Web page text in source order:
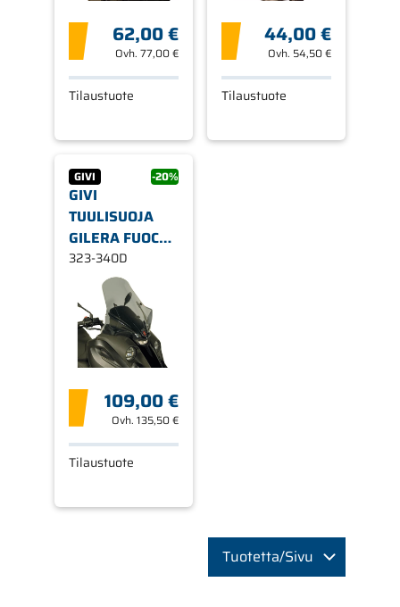
62,00 €
Ovh. 77,00 €
Tilaustuote
44,00 €
Ovh. 54,50 €
Tilaustuote
GIVI -20%
GIVI
TUULISUOJA
GILERA FUOCO
500'07
323-340D
109,00 €
Ovh. 135,50 €
Tilaustuote
Tuotetta/Sivu